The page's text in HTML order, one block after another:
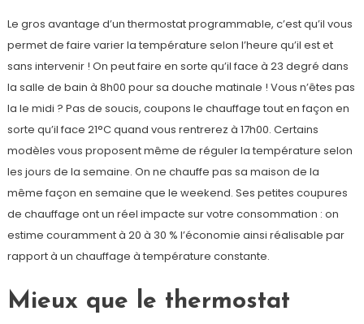
Le gros avantage d’un thermostat programmable, c’est qu’il vous
permet de faire varier la température selon l’heure qu’il est et
sans intervenir ! On peut faire en sorte qu’il face à 23 degré dans
la salle de bain à 8h00 pour sa douche matinale ! Vous n’êtes pas
la le midi ? Pas de soucis, coupons le chauffage tout en façon en
sorte qu’il face 21°C quand vous rentrerez à 17h00. Certains
modèles vous proposent même de réguler la température selon
les jours de la semaine. On ne chauffe pas sa maison de la
même façon en semaine que le weekend. Ses petites coupures
de chauffage ont un réel impacte sur votre consommation : on
estime couramment à 20 à 30 % l’économie ainsi réalisable par
rapport à un chauffage à température constante.
Mieux que le thermostat